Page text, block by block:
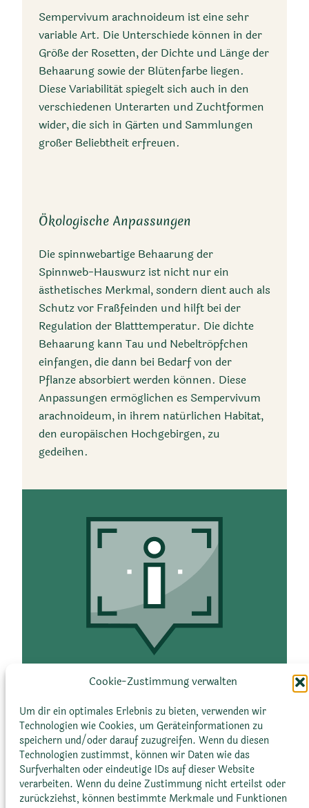
Cookie-Zustimmung verwalten
Um dir ein optimales Erlebnis zu bieten, verwenden wir
Technologien wie Cookies, um Geräteinformationen zu
speichern und/oder darauf zuzugreifen. Wenn du diesen
Technologien zustimmst, können wir Daten wie das
Surfverhalten oder eindeutige IDs auf dieser Website
verarbeiten. Wenn du deine Zustimmung nicht erteilst oder
zurückziehst, können bestimmte Merkmale und Funktionen
Klimazone
Alpin bis submontan,
gemäßigt
Frankreich, Italien,
Schweiz, Österreich, und
Spanien
Ursprungsregionen
Apenninen und Korsika
Wuchsform
Rosettenartig,
polsterbildend,
horstbildend,
mattenbildend
Sempervivum arachnoideum ist eine sehr
variable Art. Die Unterschiede können in der
Größe der Rosetten, der Dichte und Länge der
Behaarung sowie der Blütenfarbe liegen.
Diese Variabilität spiegelt sich auch in den
verschiedenen Unterarten und Zuchtformen
wider, die sich in Gärten und Sammlungen
großer Beliebtheit erfreuen.
Ökologische Anpassungen
Die spinnwebartige Behaarung der
Spinnweb-Hauswurz ist nicht nur ein
ästhetisches Merkmal, sondern dient auch als
Schutz vor Fraßfeinden und hilft bei der
Regulation der Blatttemperatur. Die dichte
Behaarung kann Tau und Nebeltröpfchen
einfangen, die dann bei Bedarf von der
Pflanze absorbiert werden können. Diese
Anpassungen ermöglichen es Sempervivum
arachnoideum, in ihrem natürlichen Habitat,
den europäischen Hochgebirgen, zu
gedeihen.
Taxonomie
zur Familie der Dickblattgewächse
(Crassulaceae) und repräsentiert eine
von vielen Arten innerhalb der Gattung
Sempervivum. Die Spezies unterteilt
sich weiter in zwei Unterarten: die